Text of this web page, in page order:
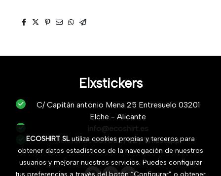
Elxstickers
C/ Capitán antonio Mena 25 Entresuelo 03201
Elche - Alicante
info@ecoshirt.es
Teléfono :687632752/Whastapp
ECOSHIRT SLutiliza cookies propias y terceros para
obtener datos estadísticos de la navegación de nuestros
usuarios y mejorar nuestros servicios. Puedes configurar
tus preferencias a través del botón “Configurar” o obtener